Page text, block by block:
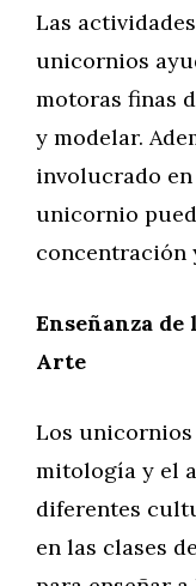
Las
unicornios
motoras finas
y modelar.
involucrado
unicornio
concentración
Enseñanza
Arte
Los
mitología y el
diferentes
en las clases